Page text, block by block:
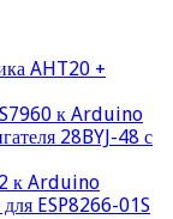
AHT20 +
к Arduino
28BYJ-48 с
к Arduino
ESP8266-01S